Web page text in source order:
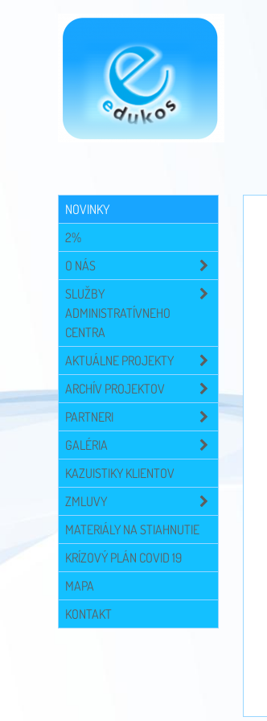
NOVINKY
2%
O NÁS
SLUŽBY
ADMINISTRATÍVNEHO
CENTRA
AKTUÁLNE PROJEKTY
ARCHÍV PROJEKTOV
PARTNERI
GALÉRIA
KAZUISTIKY KLIENTOV
ZMLUVY
MATERIÁLY NA STIAHNUTIE
KRÍZOVÝ PLÁN COVID 19
MAPA
KONTAKT